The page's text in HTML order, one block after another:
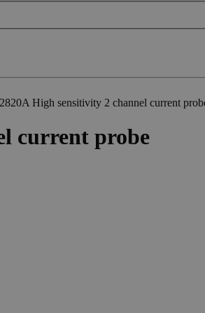
High sensitivity 2 channel current
current probe